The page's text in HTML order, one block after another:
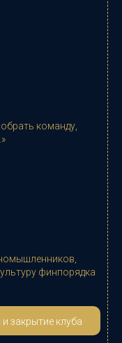
команду,
»
финпорядка
закрытие клуба